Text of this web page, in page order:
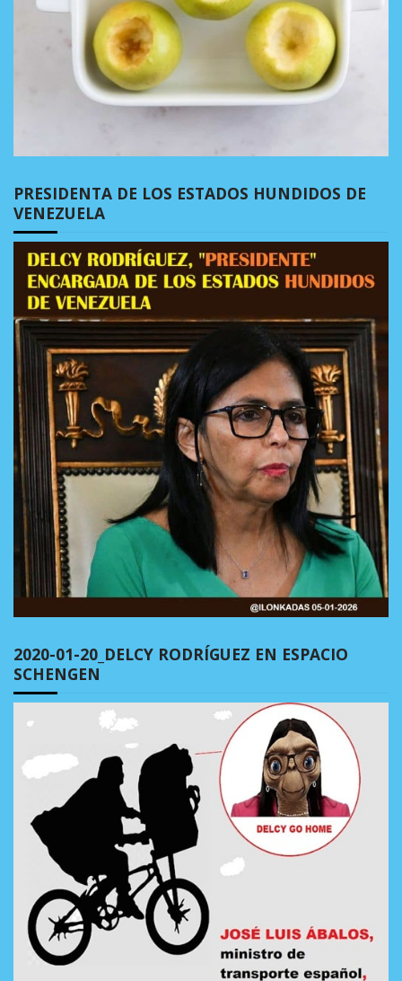
PRESIDENTA DE LOS ESTADOS HUNDIDOS DE
VENEZUELA
2020-01-20_DELCY RODRÍGUEZ EN ESPACIO
SCHENGEN